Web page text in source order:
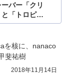
バー「クリ
「トロピカ
う
を核に、nanaco
斐祐樹
2018年11月14日